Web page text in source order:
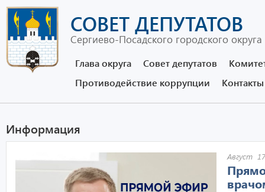
СОВЕТ ДЕПУТАТОВ
Сергиево-Посадского городского округа
Глава округа Совет депутатов
Противодействие коррупции
Контакты
Информация
Август